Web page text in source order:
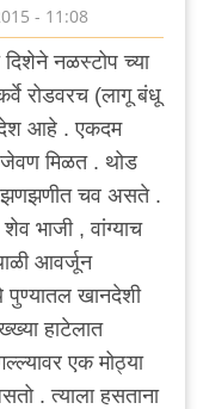
- 11:08
नळस्टोप च्या
रोडवरच (लागू बंधू
आहे . एकदम
मिळत . थोड
झणझणीत चव असते .
भाजी , वांग्याच
आवर्जून
पुण्यातल खानदेशी
हाटेलात
एक मोठ्या
. त्याला हसताना